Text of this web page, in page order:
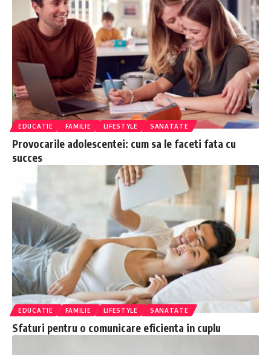
EDUCATIE FAMILIE LIFESTYLE SANATATE
Provocarile adolescentei: cum sa le faceti fata cu
succes
EDUCATIE FAMILIE LIFESTYLE SANATATE
Sfaturi pentru o comunicare eficienta in cuplu